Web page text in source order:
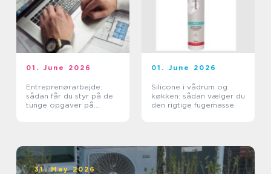
01. June 2026
Entreprenørarbejde:
sådan får du styr på de
tunge opgaver på
01. June 2026
Silicone i vådrum og
køkken: sådan vælger du
den rigtige fugemasse
31. May 2026